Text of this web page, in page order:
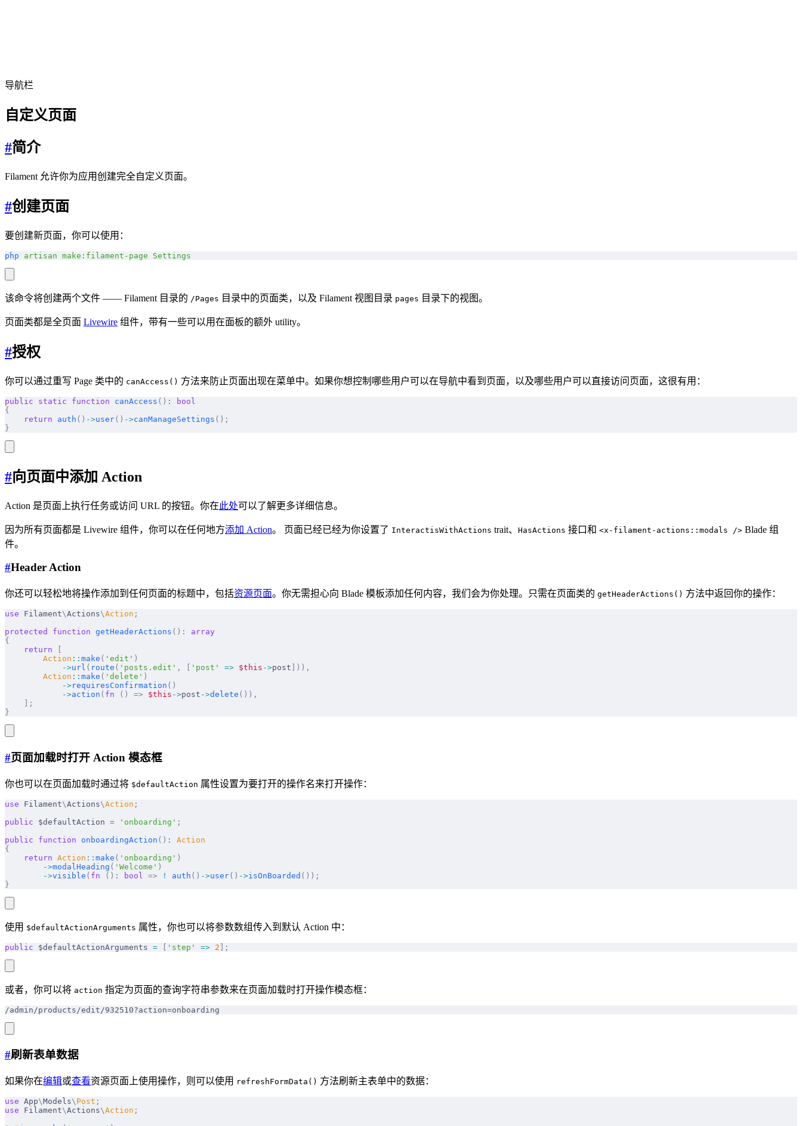
导航栏
自定义页面
#简介
Filament 允许你为应用创建完全自定义页面。
#创建页面
要创建新页面，你可以使用：
php artisan make:filament-page Settings
该命令将创建两个文件 —— Filament 目录的 /Pages 目录中的页面类，以及 Filament 视图目录 pages 目录下的视图。
页面类都是全页面 Livewire 组件，带有一些可以用在面板的额外 utility。
#授权
你可以通过重写 Page 类中的 canAccess() 方法来防止页面出现在菜单中。如果你想控制哪些用户可以在导航中看到页面，以及哪些用户可以直接访问页面，这很有用：
public static function canAccess () :
bool
{
    return
auth () ->user() ->canManageSettings ();
}
#向页面中添加 Action
Action 是页面上执行任务或访问 URL 的按钮。你在此处可以了解更多详细信息。
因为所有页面都是 Livewire 组件，你可以在任何地方添加 Action。 页面已经已经为你设置了 InteractisWithActions trait、 HasActions 接口和 <x-filament-actions::modals /> Blade 组
件。
#Header Action
你还可以轻松地将操作添加到任何页面的标题中，包括资源页面。你无需担心向 Blade 模板添加任何内容，我们会为你处理。只需在页面类的 getHeaderActions() 方法中返回你的操作：
use Filament\Actions\Action ;
protected
function getHeaderActions () :
array
{
    return
        Action
:: make ( 'edit' )
            ->
url ( route ( 'posts.edit' , 'post' => $this ->post ])),
        Action
:: make ( 'delete' )
            ->
requiresConfirmation ()
            ->
action ( fn () => $this ->post ->delete ()),
    ];
}
#页面加载时打开 Action 模态框
你也可以在页面加载时通过将 $defaultAction 属性设置为要打开的操作名来打开操作：
use Filament\Actions\Action ;
public $defaultAction = 'onboarding' ;
public function onboardingAction () :
Action
{
    return
Action :: make ( 'onboarding' )
        ->
modalHeading ( 'Welcome' )
        ->
visible ( fn () : bool => ! auth () ->user() ->isOnBoarded ());
}
使用 $defaultActionArguments 属性，你也可以将参数数组传入到默认 Action 中：
public $defaultActionArguments = [ 'step' => 2 ];
或者，你可以将 action 指定为页面的查询字符串参数来在页面加载时打开操作模态框：
/admin/products/edit/932510?action=onboarding
#刷新表单数据
如果你在编辑或查看资源页面上使用操作，则可以使用 refreshFormData() 方法刷新主表单中的数据：
use App\Models\ Post ;
use Filament\Actions\Action ;